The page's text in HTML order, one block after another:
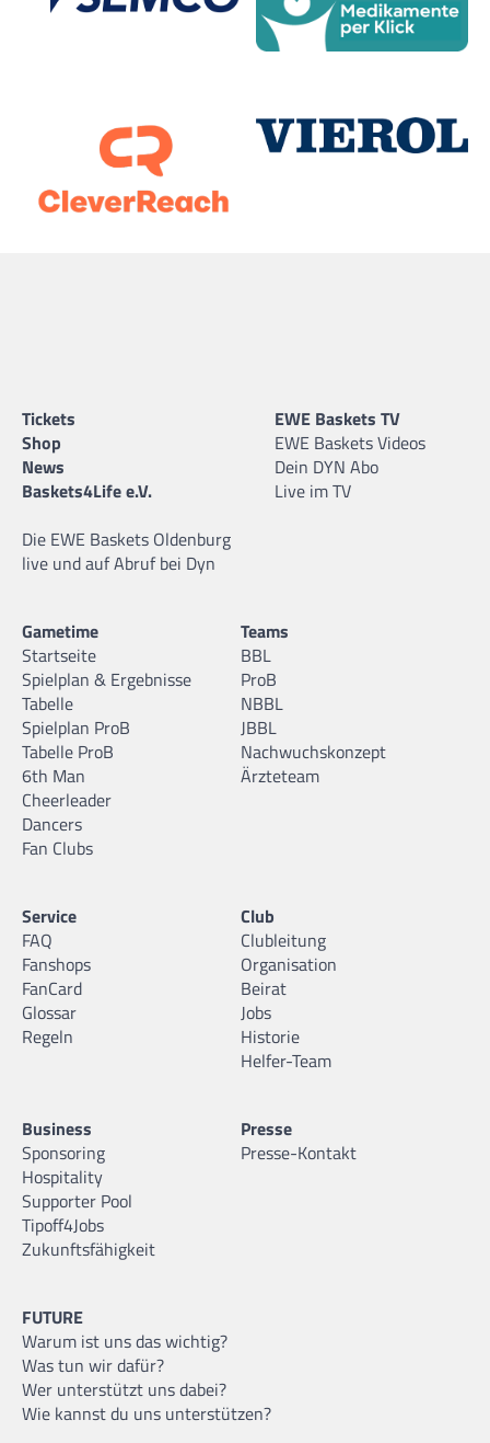
Tickets
Shop
News
Baskets4Life e.V.
Die EWE Baskets Oldenburg
live und auf Abruf bei Dyn
EWE Baskets TV
EWE Baskets Videos
Dein DYN Abo
Live im TV
Gametime
Startseite
Spielplan & Ergebnisse
Tabelle
Spielplan ProB
Tabelle ProB
6th Man
Cheerleader
Dancers
Fan Clubs
Teams
BBL
ProB
NBBL
JBBL
Nachwuchskonzept
Ärzteteam
Service
FAQ
Fanshops
FanCard
Glossar
Regeln
Club
Clubleitung
Organisation
Beirat
Jobs
Historie
Helfer-Team
Business
Sponsoring
Hospitality
Supporter Pool
Tipoff4Jobs
Zukunftsfähigkeit
Presse
Presse-Kontakt
FUTURE
Warum ist uns das wichtig?
Was tun wir dafür?
Wer unterstützt uns dabei?
Wie kannst du uns unterstützen?